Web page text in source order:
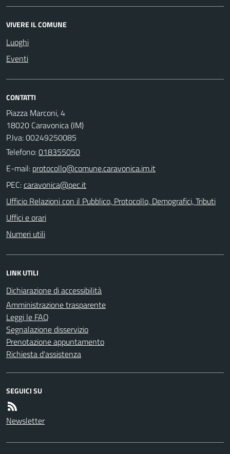
VIVERE IL COMUNE
Luoghi
Eventi
CONTATTI
Piazza Marconi, 4
18020 Caravonica (IM)
P.Iva: 00249250085
Telefono:018355050
E-mail:
PEC:
Ufficio Relazioni con il Pubblico, Protocollo, Demografici, Tributi
Uffici e orari
Numeri utili
LINK UTILI
Dichiarazione di accessibilità
Amministrazione trasparente
Leggi le FAQ
Segnalazione disservizio
Prenotazione appuntamento
Richiesta d'assistenza
SEGUICI SU
Newsletter